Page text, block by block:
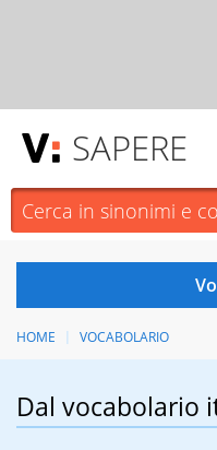
SAPERE
HOME VOCABOLARIO
Dal vocabolario